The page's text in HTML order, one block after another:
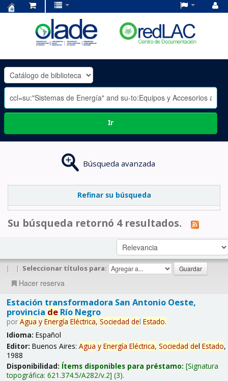
OLADE
-
Ir
Búsqueda avanzada
Refinar su búsqueda
Su búsqueda retornó 4 resultados.
| | Seleccionar títulos para:
Hacer reserva
Estación transformadora San Antonio Oeste,
provincia deRío Negro
por Agua y Energía Eléctrica, Sociedad del Estado.
Idioma: Español
Editor: Buenos Aires: Agua y Energía Eléctrica, Sociedad del Estado,
1988
Disponibilidad: Ítems disponibles para préstamo: Signatura
topográfica: 621.374.5/A282/v.2 (3).